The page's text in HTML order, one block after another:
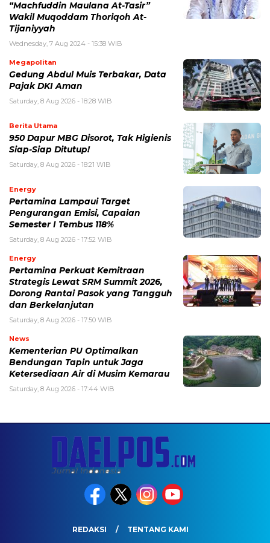
“Machfuddin Maulana At-Tasir”
Wakil Muqoddam Thoriqoh At-
Tijaniyyah
Wednesday, 7 Aug 2024 - 15:38 WIB
Megapolitan
Gedung Abdul Muis Terbakar, Data
Pajak DKI Aman
Saturday, 8 Aug 2026 - 18:28 WIB
Berita Utama
950 Dapur MBG Disorot, Tak Higienis
Siap-Siap Ditutup!
Saturday, 8 Aug 2026 - 18:21 WIB
Energy
Pertamina Lampaui Target
Pengurangan Emisi, Capaian
Semester I Tembus 118%
Saturday, 8 Aug 2026 - 17:52 WIB
Energy
Pertamina Perkuat Kemitraan
Strategis Lewat SRM Summit 2026,
Dorong Rantai Pasok yang Tangguh
dan Berkelanjutan
Saturday, 8 Aug 2026 - 17:50 WIB
News
Kementerian PU Optimalkan
Bendungan Tapin untuk Jaga
Ketersediaan Air di Musim Kemarau
Saturday, 8 Aug 2026 - 17:44 WIB
REDAKSI TENTANG KAMI